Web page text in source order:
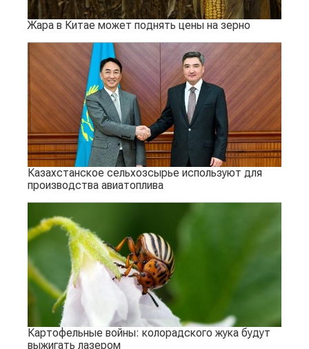
Жара в Китае может поднять цены на зерно
Казахстанское сельхозсырье используют для
производства авиатоплива
Картофельные войны: колорадского жука будут
выжигать лазером